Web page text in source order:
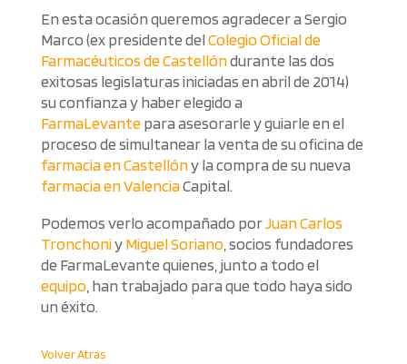
En esta ocasión queremos agradecer a Sergio
Marco (ex presidente delColegio Oficial de
Farmacéuticos de Castellóndurante las dos
exitosas legislaturas iniciadas en abril de 2014)
su confianza y haber elegido a
FarmaLevantepara asesorarle y guiarle en el
proceso de simultanear la venta de su oficina de
farmacia en Castellóny la compra de su nueva
farmacia en ValenciaCapital.
Podemos verlo acompañado porJuan Carlos
TronchoniyMiguel Soriano, socios fundadores
de FarmaLevante quienes, junto a todo el
equipo, han trabajado para que todo haya sido
un éxito.
Volver Atrás